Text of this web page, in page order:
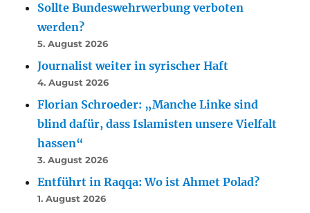
Sollte Bundeswehrwerbung verboten
werden?
5. August 2026
Journalist weiter in syrischer Haft
4. August 2026
Florian Schroeder: „Manche Linke sind
blind dafür, dass Islamisten unsere Vielfalt
hassen“
3. August 2026
Entführt in Raqqa: Wo ist Ahmet Polad?
1. August 2026